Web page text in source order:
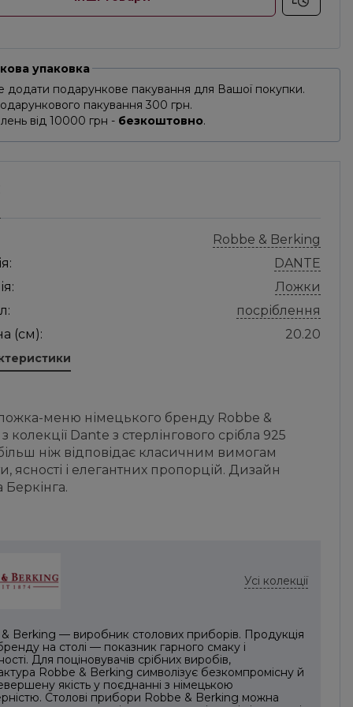
упаковка
додати подарункове пакування для Вашої покупки.
пакування 300 грн.
від 10000 грн - безкоштовно.
Robbe & Berking
DANTE
Ложки
посріблення
(см):
20.20
меню німецького бренду Robbe &
колекції Dante з стерлінгового срібла 925
ніж відповідає класичним вимогам
ясності і елегантних пропорцій. Дизайн
Беркінга.
Усі колекції
Berking — виробник столових приборів. Продукція
на столі — показник гарного смаку і
Для поціновувачів срібних виробів,
Robbe & Berking символізує безкомпромісну й
якість у поєднанні з німецькою
Столові прибори Robbe & Berking можна